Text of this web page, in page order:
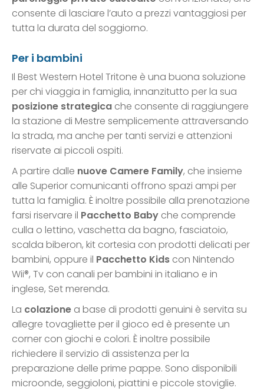
consente di lasciare l’auto a prezzi vantaggiosi per
tutta la durata del soggiorno.
Per i bambini
Il Best Western Hotel Tritone è una buona soluzione
per chi viaggia in famiglia, innanzitutto per la sua
posizione strategica che consente di raggiungere
la stazione di Mestre semplicemente attraversando
la strada, ma anche per tanti servizi e attenzioni
riservate ai piccoli ospiti.
A partire dalle nuove Camere Family, che insieme
alle Superior comunicanti offrono spazi ampi per
tutta la famiglia. È inoltre possibile alla prenotazione
farsi riservare il Pacchetto Baby che comprende
culla o lettino, vaschetta da bagno, fasciatoio,
scalda biberon, kit cortesia con prodotti delicati per
bambini, oppure il Pacchetto Kids con Nintendo
Wii®, Tv con canali per bambini in italiano e in
inglese, Set merenda.
La colazione a base di prodotti genuini è servita su
allegre tovagliette per il gioco ed è presente un
corner con giochi e colori. È inoltre possibile
richiedere il servizio di assistenza per la
preparazione delle prime pappe. Sono disponibili
microonde, seggioloni, piattini e piccole stoviglie.